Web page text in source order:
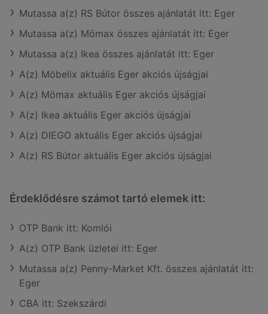
Mutassa a(z) RS Bútor összes ajánlatát itt: Eger
Mutassa a(z) Mömax összes ajánlatát itt: Eger
Mutassa a(z) Ikea összes ajánlatát itt: Eger
A(z) Möbelix aktuális Eger akciós újságjai
A(z) Mömax aktuális Eger akciós újságjai
A(z) Ikea aktuális Eger akciós újságjai
A(z) DIEGO aktuális Eger akciós újságjai
A(z) RS Bútor aktuális Eger akciós újságjai
Érdeklődésre számot tartó elemek itt:
OTP Bank itt: Komlói
A(z) OTP Bank üzletei itt: Eger
Mutassa a(z) Penny-Market Kft. összes ajánlatát itt:
Eger
CBA itt: Szekszárdi